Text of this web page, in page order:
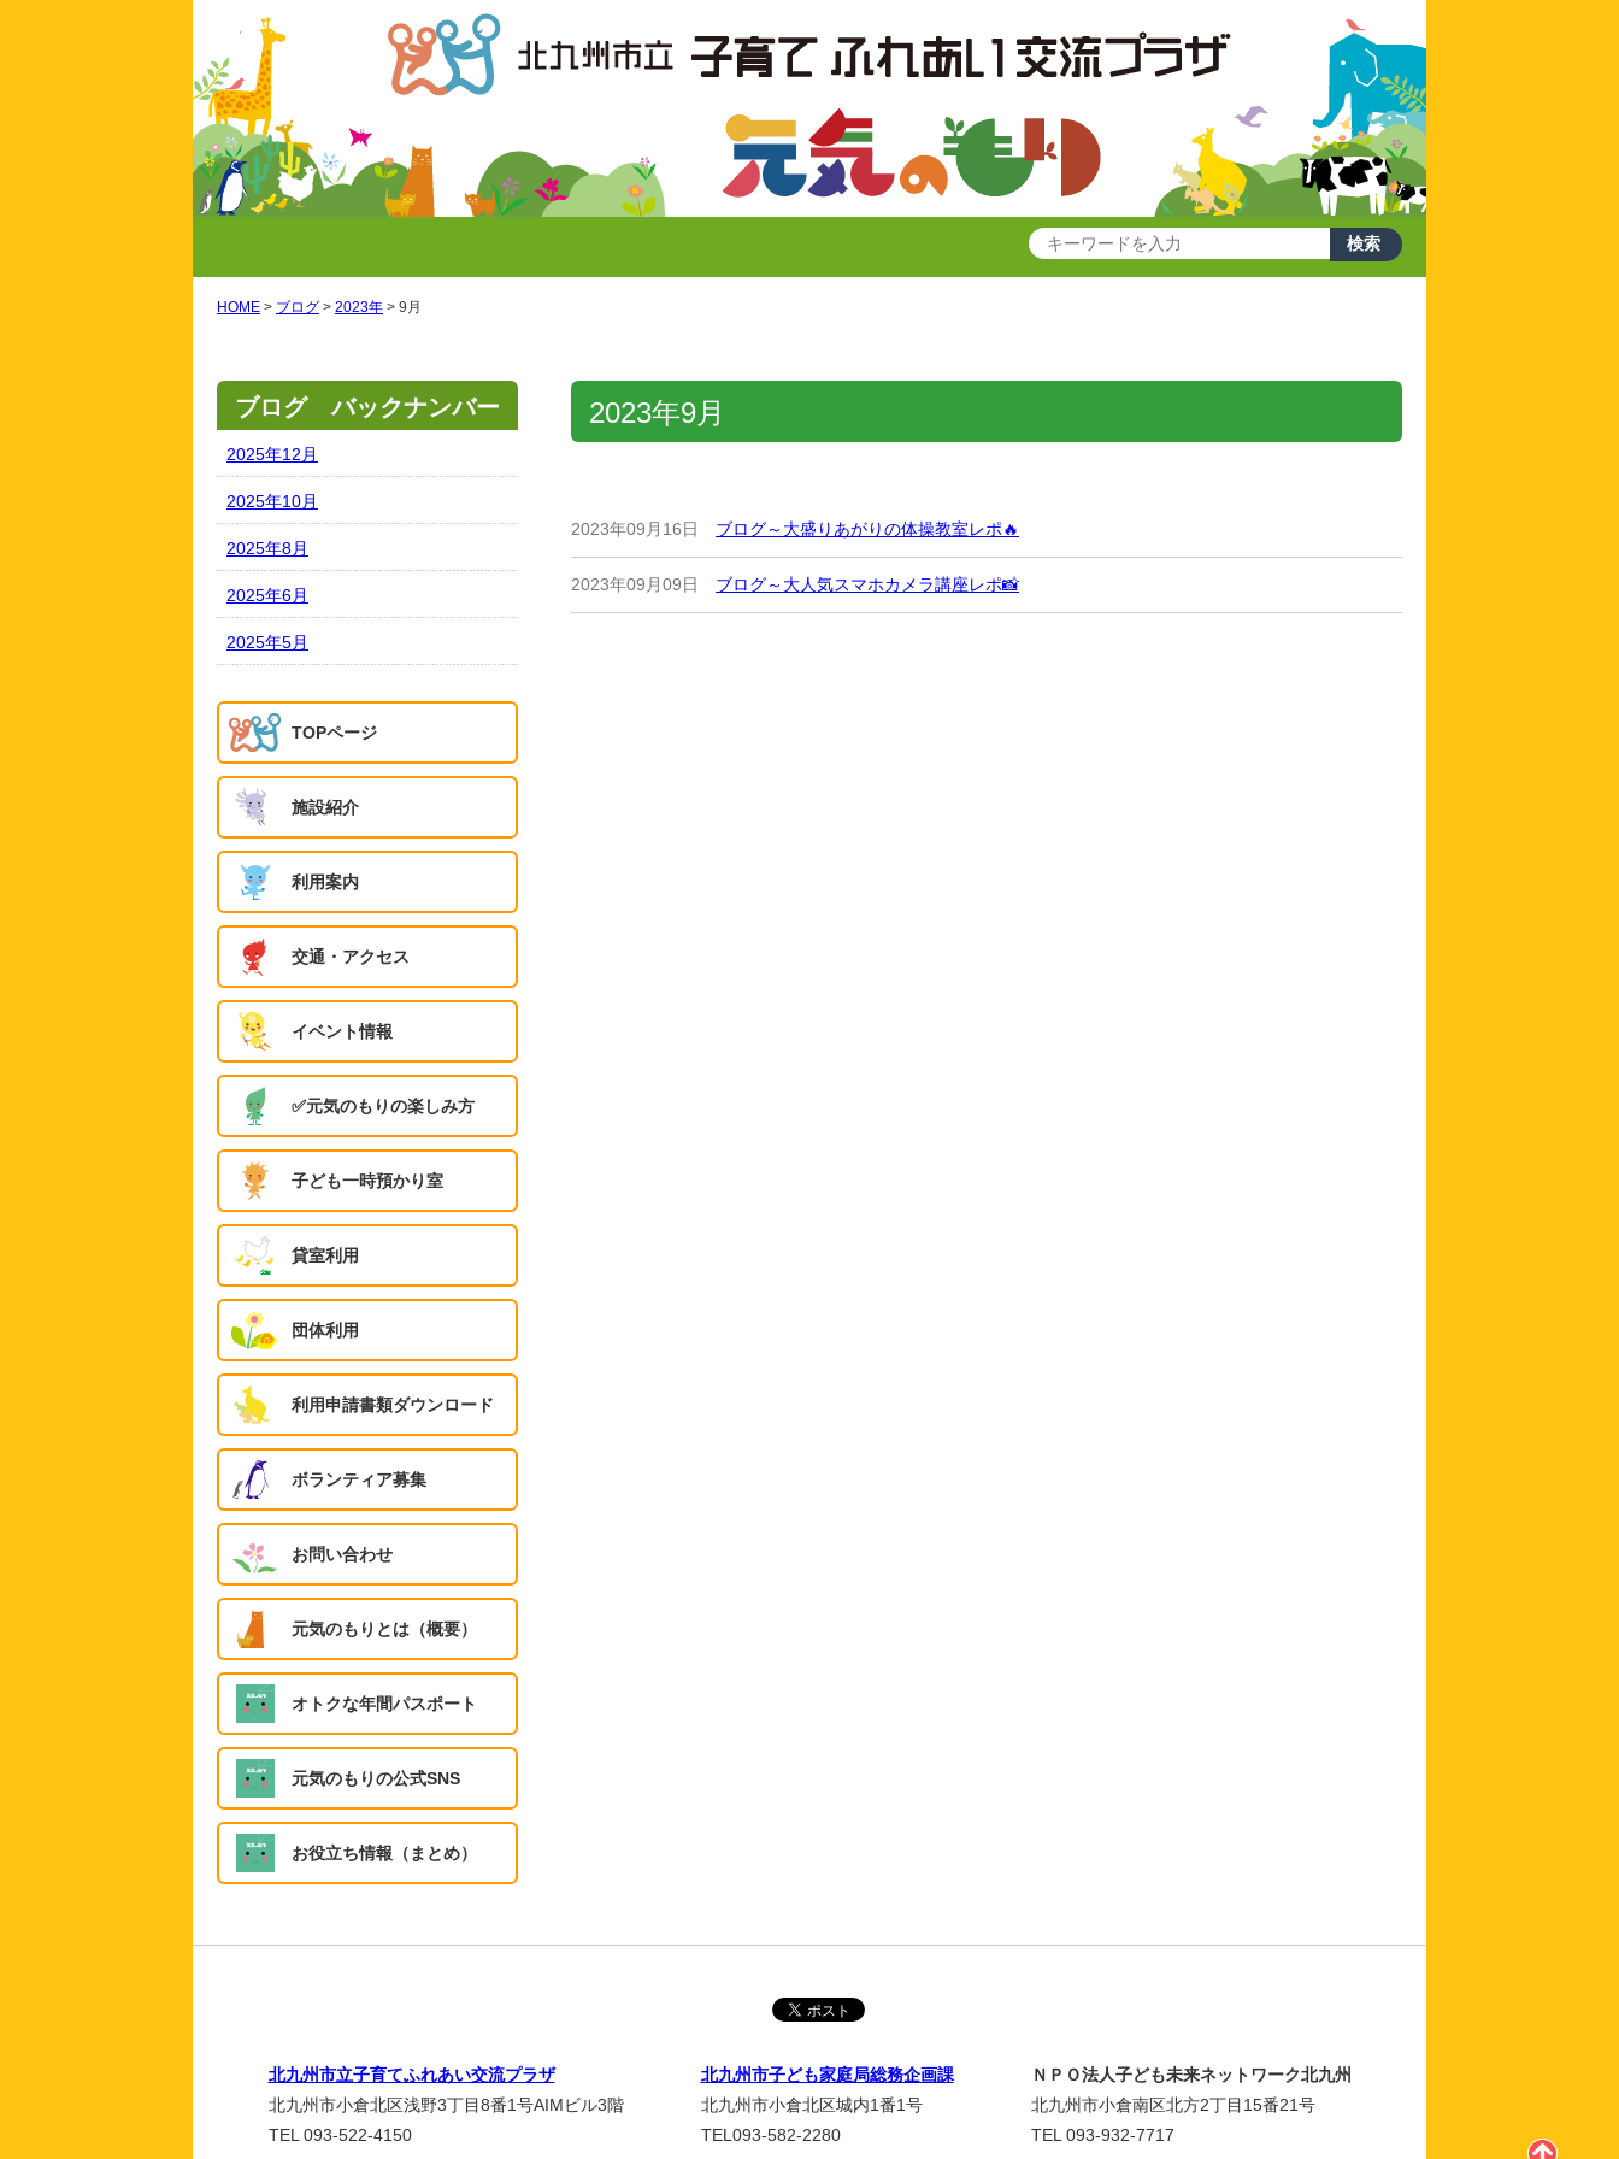
HOME > ブログ > 2023年 > 9月
2023年9月
2023年09月16日 ブログ～大盛りあがりの体操教室レポ🔥
2023年09月09日 ブログ～大人気スマホカメラ講座レポ📸
ブログ バックナンバー
2025年12月
2025年10月
2025年8月
2025年6月
2025年5月
TOPページ
施設紹介
利用案内
交通・アクセス
イベント情報
✅️元気のもりの楽しみ方
子ども一時預かり室
貸室利用
団体利用
利用申請書類ダウンロード
ボランティア募集
お問い合わせ
元気のもりとは（概要）
オトクな年間パスポート
元気のもりの公式SNS
お役立ち情報（まとめ）
北九州市立子育てふれあい交流プラザ
北九州市小倉北区浅野3丁目8番1号AIMビル3階
TEL 093-522-4150
北九州市子ども家庭局総務企画課
北九州市小倉北区城内1番1号
TEL093-582-2280
ＮＰＯ法人子ども未来ネットワーク北九州
北九州市小倉南区北方2丁目15番21号
TEL 093-932-7717